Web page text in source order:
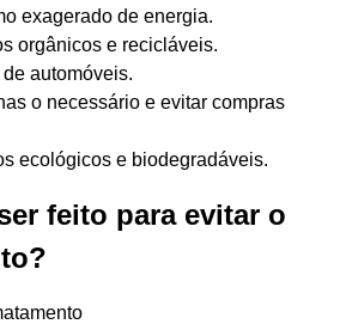
exagerado de energia.
orgânicos e recicláveis.
automóveis.
o necessário e evitar compras
ecológicos e biodegradáveis.
feito para evitar o